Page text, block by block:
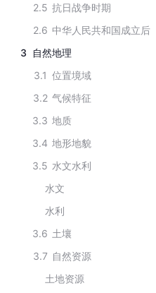
2.5 抗日战争时期
2.6 中华人民共和国成立后
3
自然地理
3.1 位置境域
3.2 气候特征
3.3 地质
3.4 地形地貌
3.5 水文水利
水文
水利
3.6 土壤
3.7 自然资源
土地资源